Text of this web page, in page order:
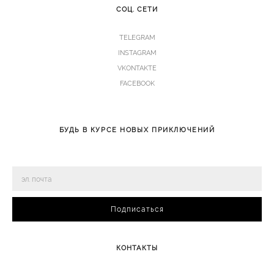
СОЦ. СЕТИ
TELEGRAM
INSTAGRAM
VKONTAKTE
FACEBOOK
БУДЬ В КУРСЕ НОВЫХ ПРИКЛЮЧЕНИЙ
Подписаться
КОНТАКТЫ